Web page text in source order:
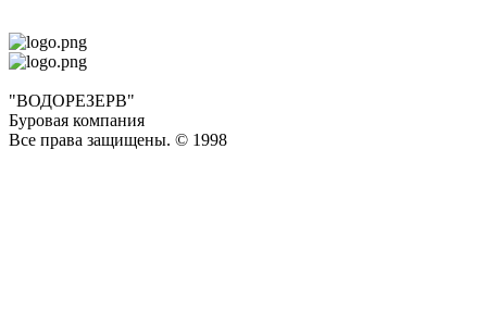
"ВОДОРЕЗЕРВ"
Буровая компания
Все права защищены. © 1998